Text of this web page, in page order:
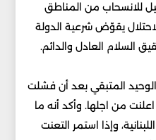
للانسحاب من المناطق
يقوّض شرعية الدولة
السلام العادل والدائم.
المتبقي بعد أن فشلت
من اجلها. وأكد أنه ما
وإذا استمر التعنت